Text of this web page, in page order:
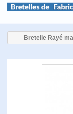
Bretelle Rayé